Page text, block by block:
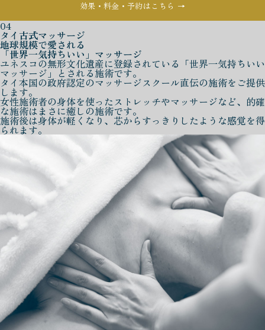
効果・料金・予約はこちら →
04
タイ古式マッサージ
地球規模で愛される
「世界一気持ちいい」マッサージ
ユネスコの無形文化遺産に登録されている「世界一気持ちいい
マッサージ」とされる施術です。
タイ本国の政府認定のマッサージスクール直伝の施術をご提供
します。
女性施術者の身体を使ったストレッチやマッサージなど、的確
な施術はまさに癒しの施術です。
施術後は身体が軽くなり、芯からすっきりしたような感覚を得
られます。